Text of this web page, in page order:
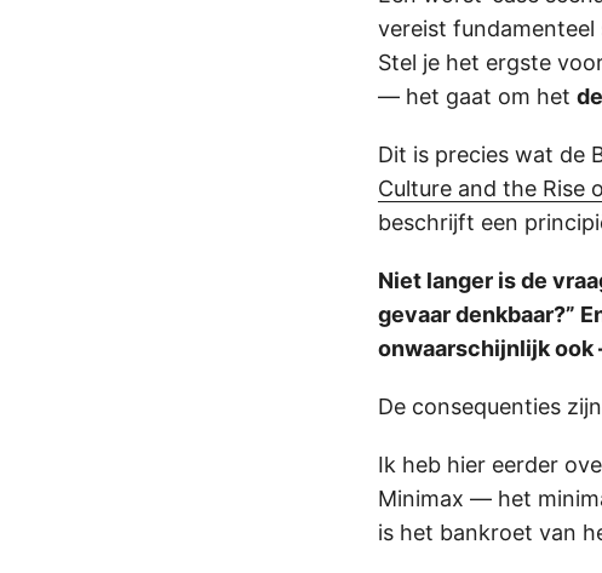
vereist
Stel je het ergste
— het gaat om het
Dit is precies wat de
Culture and the Rise
beschrijft een
Niet langer is de
gevaar denkbaar?”
onwaarschijnlijk ook
De consequenties
Ik heb hier eerder
Minimax — het
is het bankroet van